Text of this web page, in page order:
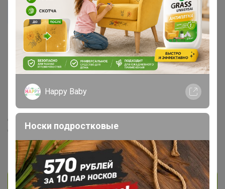
Ямама87
Гений СП
638 78 7 182 3
На сайте 6 августа, 2026 17:09
День рождения 01 января
Сосновоборск
В клубе с 7 октября 2018 г.
Личное сообщение
Happy Baby
Носки подростковые